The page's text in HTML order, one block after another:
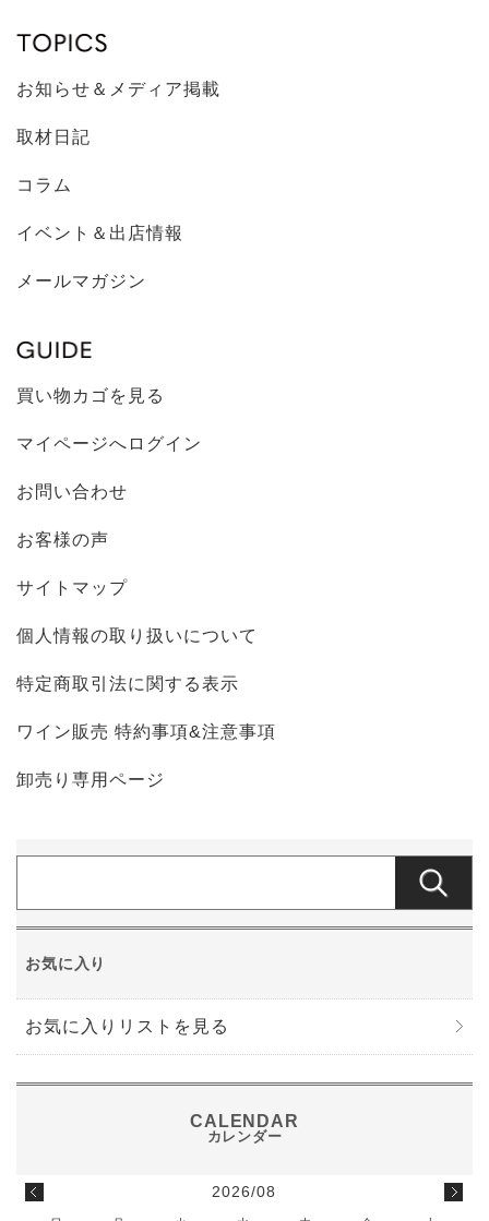
お知らせ＆メディア掲載
取材日記
コラム
イベント＆出店情報
メールマガジン
買い物カゴを見る
マイページへログイン
お問い合わせ
お客様の声
サイトマップ
個人情報の取り扱いについて
特定商取引法に関する表示
ワイン販売 特約事項&注意事項
卸売り専用ページ
お気に入り
お気に入りリストを見る
2026/08